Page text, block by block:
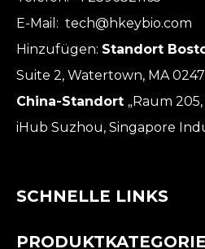
E-Mail: tech@hkeybio.com
Hinzufügen: Standort
Suite 2, Watertown, MA
China-Standort „Raum
iHub Suzhou, Singapore
SCHNELLE LINKS
PRODUKTKATEGORIE